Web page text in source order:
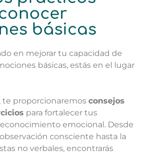
básicas
en mejorar tu capacidad de
básicas, estás en el lugar
te proporcionaremos consejos
para fortalecer tus
emocional. Desde
consciente hasta la
no verbales, encontrarás